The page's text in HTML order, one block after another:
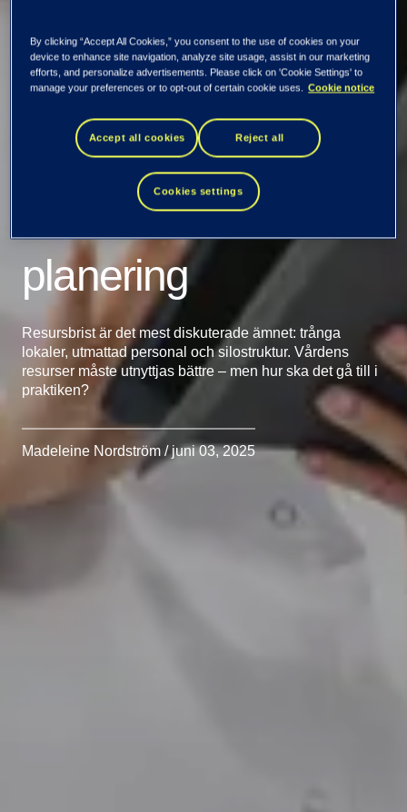
Vården behöver
bättre digitalt stöd
för sammanhållen
planering
Resursbrist är det mest diskuterade ämnet: trånga
lokaler, utmattad personal och silostruktur. Vårdens
resurser måste utnyttjas bättre – men hur ska det gå till i
praktiken?
Madeleine Nordström / juni 03, 2025
By clicking “Accept All Cookies,” you consent to the use of cookies on your
device to enhance site navigation, analyze site usage, assist in our marketing
efforts, and personalize advertisements. Please click on 'Cookie Settings' to
manage your preferences or to opt-out of certain cookie uses. Cookie notice
Accept all cookies Reject all
Cookies settings